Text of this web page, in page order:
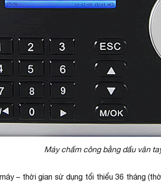
Máy chấm công bằng dấu vân
– thời gian sử dụng tối thiểu 36 tháng